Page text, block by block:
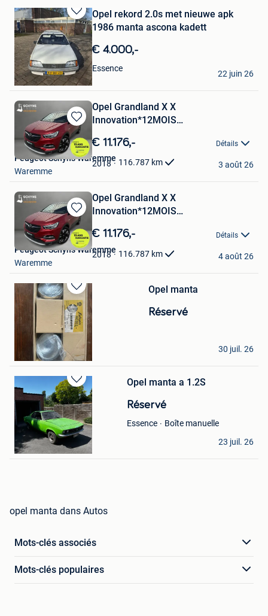
Sauvegarder
dans
Mes
Favoris
Opel rekord 2.0s met nieuwe apk
1986 manta ascona kadett
€ 4.000,-
Essence
G.H.B.tje inkoop
Brussel
22 juin 26
Sauvegarder
dans
Mes
Favoris
Opel Grandland X X
Innovation*12MOIS
€ 11.176,- Détails
2018 116.787 km
Peugeot Schyns Waremme
Waremme
3 août 26
Sauvegarder
dans
Mes
Favoris
Opel Grandland X X
Innovation*12MOIS
€ 11.176,- Détails
2018 116.787 km
Peugeot Schyns Waremme
Waremme
4 août 26
Sauvegarder
dans
Mes
Favoris
Opel manta
Réservé
Anthony Graux
Froidchapelle
30 juil. 26
Sauvegarder
dans
Mes
Favoris
Opel manta a 1.2S
Réservé
Essence
Boîte manuelle
idw
Beveren
23 juil. 26
opel manta dans Autos
Mots-clés associés
Mots-clés populaires